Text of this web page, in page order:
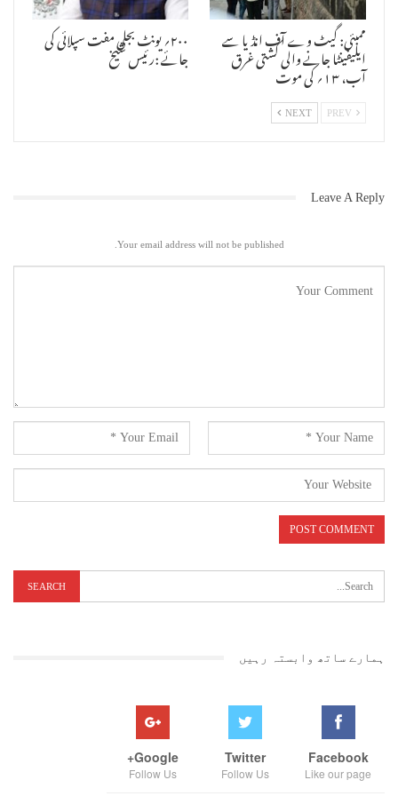
ممبئی: گیٹ وے آف انڈیا سے
ایلیفینٹا جانے والی کشتی غرق
آب، ۱۳؍ کی موت
۲۰۰؍ یونٹ بجلی مفت سپلائی کی
جائے :رئیس شیخ
NEXT
Leave A Reply
Your email address will not be published.
ہمارے ساتھ وابستہ رہیں
Facebook
Like our page
Twitter
Follow Us
Google+
Follow Us